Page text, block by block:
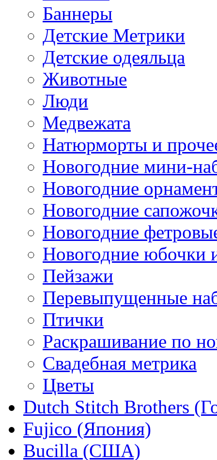
Баннеры
Детские Метрики
Детские одеяльца
Животные
Люди
Медвежата
Натюрморты и
Новогодние мини-
Новогодние
Новогодние
Новогодние
Новогодние юбочки
Пейзажи
Перевыпущенные
Птички
Раскрашивание по
Свадебная метрика
Цветы
Dutch Stitch Brothers
Fujico (Япония)
Bucilla (США)